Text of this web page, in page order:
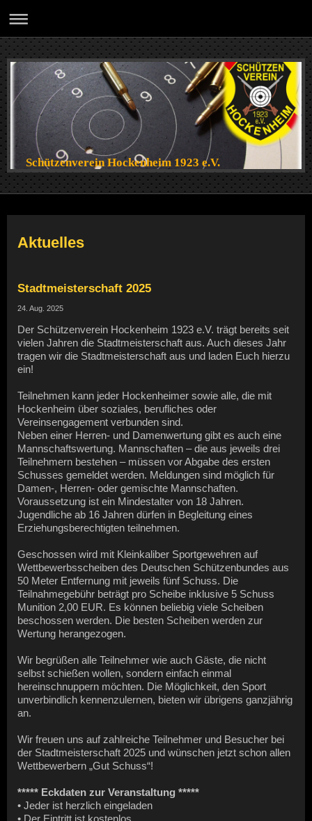
Schützenverein Hockenheim 1923 e.V.
Aktuelles
Stadtmeisterschaft 2025
24. Aug. 2025
Der Schützenverein Hockenheim 1923 e.V. trägt bereits seit
vielen Jahren die Stadtmeisterschaft aus. Auch dieses Jahr
tragen wir die Stadtmeisterschaft aus und laden Euch hierzu
ein!
Teilnehmen kann jeder Hockenheimer sowie alle, die mit
Hockenheim über soziales, berufliches oder
Vereinsengagement verbunden sind.
Neben einer Herren- und Damenwertung gibt es auch eine
Mannschaftswertung. Mannschaften – die aus jeweils drei
Teilnehmern bestehen – müssen vor Abgabe des ersten
Schusses gemeldet werden. Meldungen sind möglich für
Damen-, Herren- oder gemischte Mannschaften.
Voraussetzung ist ein Mindestalter von 18 Jahren.
Jugendliche ab 16 Jahren dürfen in Begleitung eines
Erziehungsberechtigten teilnehmen.
Geschossen wird mit Kleinkaliber Sportgewehren auf
Wettbewerbsscheiben des Deutschen Schützenbundes aus
50 Meter Entfernung mit jeweils fünf Schuss. Die
Teilnahmegebühr beträgt pro Scheibe inklusive 5 Schuss
Munition 2,00 EUR. Es können beliebig viele Scheiben
beschossen werden. Die besten Scheiben werden zur
Wertung herangezogen.
Wir begrüßen alle Teilnehmer wie auch Gäste, die nicht
selbst schießen wollen, sondern einfach einmal
hereinschnuppern möchten. Die Möglichkeit, den Sport
unverbindlich kennenzulernen, bieten wir übrigens ganzjährig
an.
Wir freuen uns auf zahlreiche Teilnehmer und Besucher bei
der Stadtmeisterschaft 2025 und wünschen jetzt schon allen
Wettbewerbern „Gut Schuss“!
***** Eckdaten zur Veranstaltung *****
• Jeder ist herzlich eingeladen